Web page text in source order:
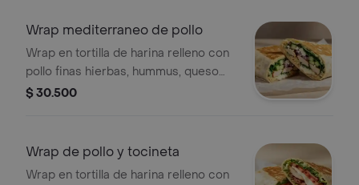
Wrap mediterraneo de pollo
Wrap en tortilla de harina relleno con
pollo finas hierbas, hummus, queso
mozzarella, queso feta, espinaca,
$ 30.500
Wrap de pollo y tocineta
Wrap en tortilla de harina relleno con